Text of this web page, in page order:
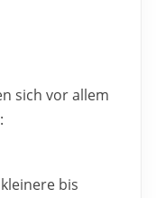
sich vor allem
bis